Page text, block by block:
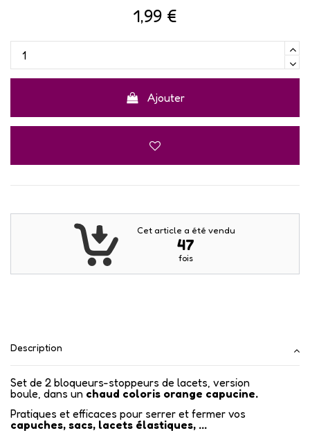
1,99 €
Ajouter
Cet article a été vendu
47
fois
Description
Set de 2 bloqueurs-stoppeurs de lacets, version
boule, dans un chaud coloris orange capucine.
Pratiques et efficaces pour serrer et fermer vos
capuches, sacs, lacets élastiques, ...